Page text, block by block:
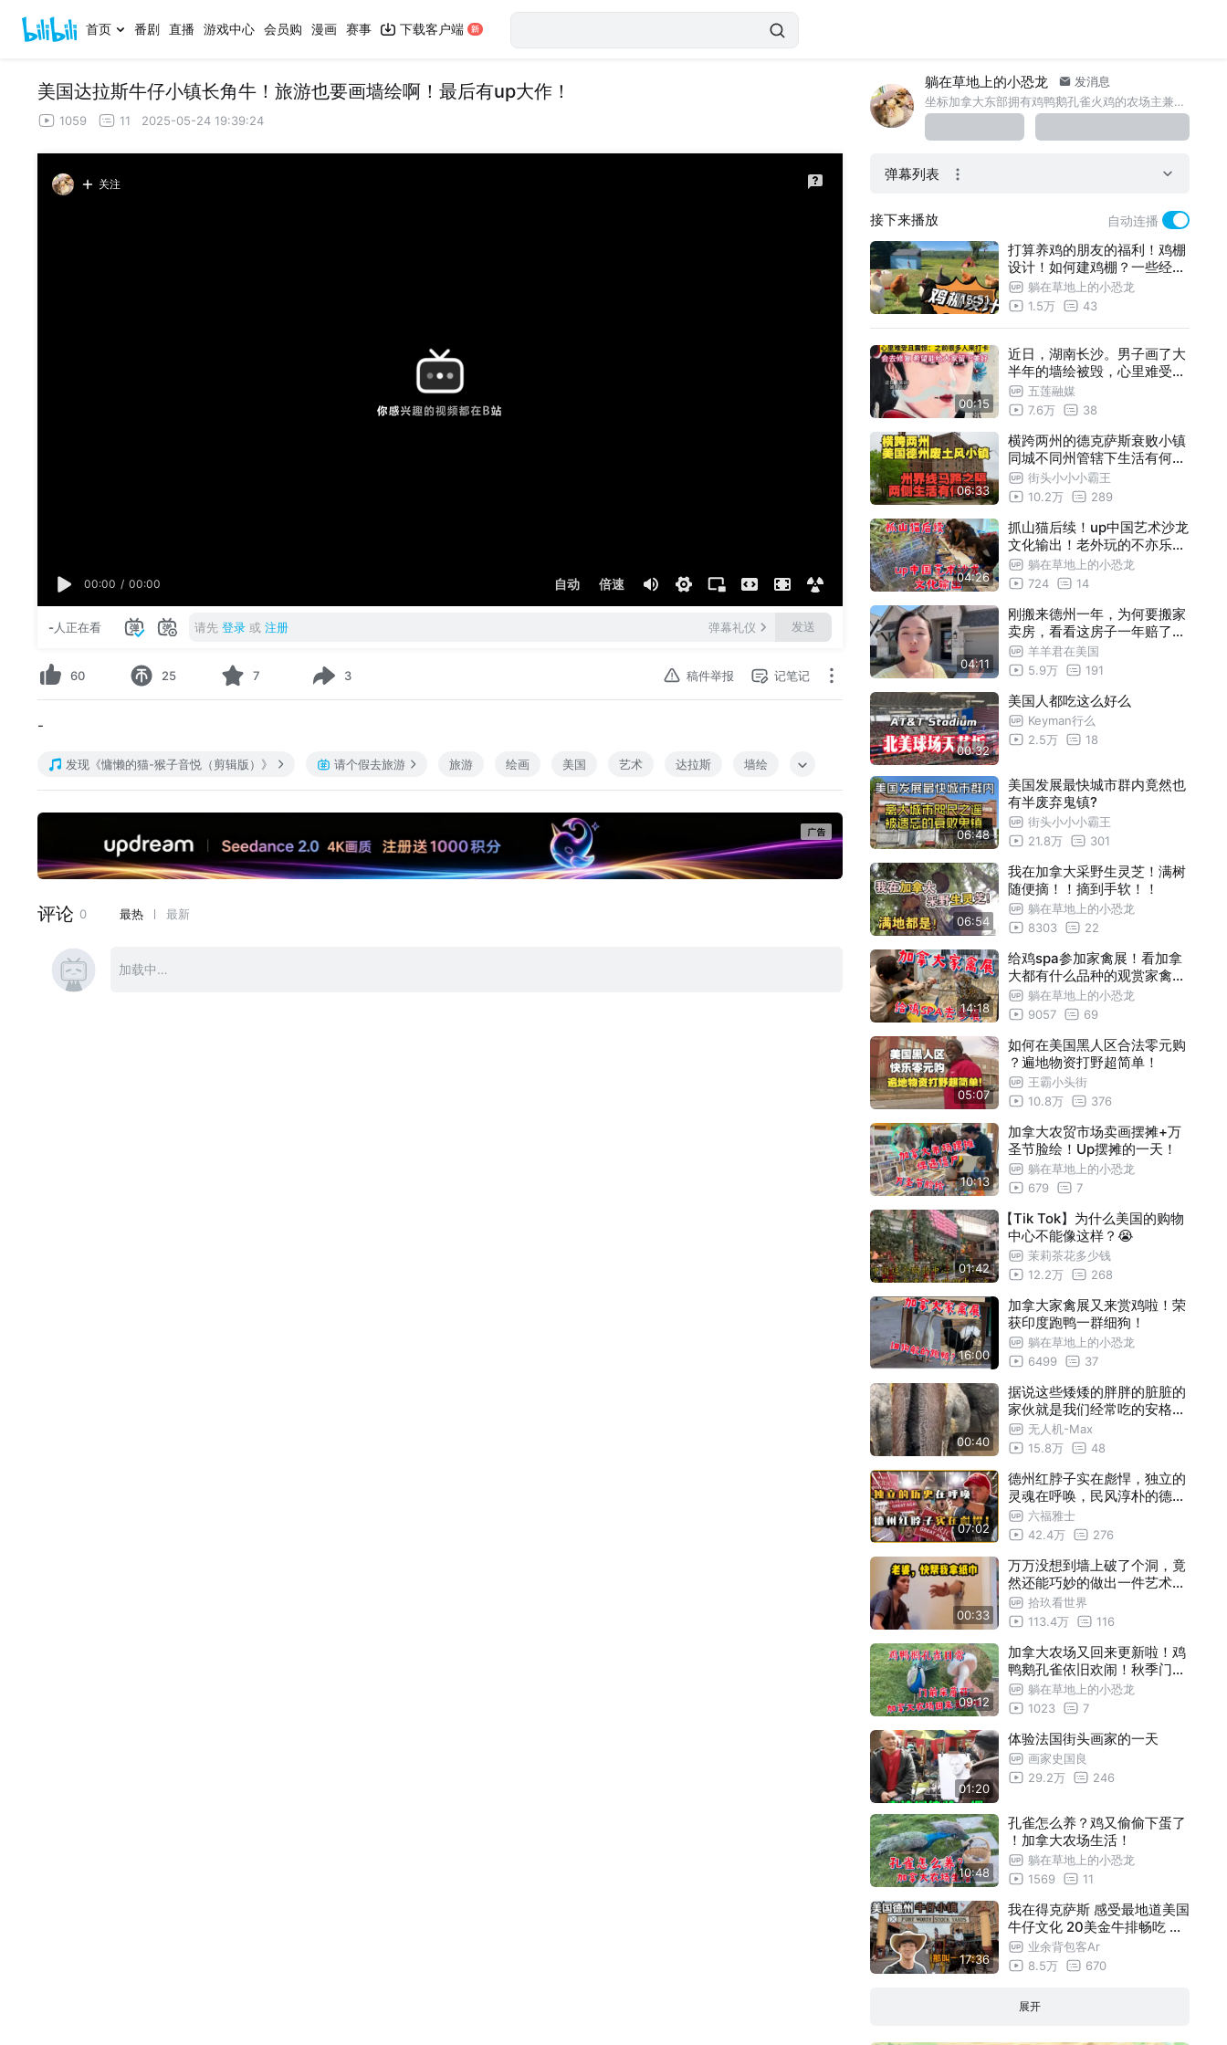
首页 番剧 直播 游戏中心 会员购 漫画 赛事 下载客户端
美国达拉斯牛仔小镇长角牛！旅游也要画墙绘啊！最后有up大作！
1059 11 2025-05-24 19:39:24
关注
00:00 / 00:00 自动 倍速
-人正在看 请先 登录 或 注册 弹幕礼仪 发送
60 25 7 3 稿件举报 记笔记
-
发现《慵懒的猫-猴子音悦（剪辑版）》 请个假去旅游 旅游 绘画 美国 艺术 达拉斯 墙绘
躺在草地上的小恐龙
发消息
坐标加拿大东部拥有鸡鸭鹅孔雀火鸡的农场主兼画家
弹幕列表
接下来播放 自动连播
15:51
打算养鸡的朋友的福利！鸡棚
设计！如何建鸡棚？一些经验
告诉你！
躺在草地上的小恐龙
1.5万
43
00:15
近日，湖南长沙。男子画了大
半年的墙绘被毁，心里难受且
震惊：之前很多人来打卡，会
去修复，希望能给大家留下美
五莲融媒
7.6万
38
06:33
横跨两州的德克萨斯衰败小镇
同城不同州管辖下生活有何不
同 街头小小小霸王
10.2万
289
04:26
抓山猫后续！up中国艺术沙龙
文化输出！老外玩的不亦乐乎
！ 躺在草地上的小恐龙
724
14
04:11
刚搬来德州一年，为何要搬家
卖房，看看这房子一年赔了多
少钱羊羊君在美国
5.9万
191
00:32
美国人都吃这么好么
Keyman行么
2.5万
18
06:48
美国发展最快城市群内竟然也
有半废弃鬼镇?
街头小小小霸王
21.8万
301
06:54
我在加拿大采野生灵芝！满树
随便摘！！摘到手软！！
躺在草地上的小恐龙
8303
22
14:18
给鸡spa参加家禽展！看加拿
大都有什么品种的观赏家禽！
（上）躺在草地上的小恐龙
9057
69
05:07
如何在美国黑人区合法零元购
？遍地物资打野超简单！
王霸小头街
10.8万
376
10:13
加拿大农贸市场卖画摆摊+万
圣节脸绘！Up摆摊的一天！
躺在草地上的小恐龙
679
7
01:42
【Tik Tok】为什么美国的购物
中心不能像这样？😭
茉莉茶花多少钱
12.2万
268
16:00
加拿大家禽展又来赏鸡啦！荣
获印度跑鸭一群细狗！
躺在草地上的小恐龙
6499
37
00:40
据说这些矮矮的胖胖的脏脏的
家伙就是我们经常吃的安格斯
牛肉。长的和猪超级像昂
无人机-Max
15.8万
48
07:02
德州红脖子实在彪悍，独立的
灵魂在呼唤，民风淳朴的德克
萨斯六福雅士
42.4万
276
00:33
万万没想到墙上破了个洞，竟
然还能巧妙的做出一件艺术品
！ 拾玖看世界
113.4万
116
09:12
加拿大农场又回来更新啦！鸡
鸭鹅孔雀依旧欢闹！秋季门前
采蘑菇！
躺在草地上的小恐龙
1023
7
01:20
体验法国街头画家的一天
画家史国良
29.2万
246
10:48
孔雀怎么养？鸡又偷偷下蛋了
！加拿大农场生活！
躺在草地上的小恐龙
1569
11
17:36
我在得克萨斯 感受最地道美国
牛仔文化 20美金牛排畅吃 太
生猛了！
业余背包客Ar
8.5万
670
展开